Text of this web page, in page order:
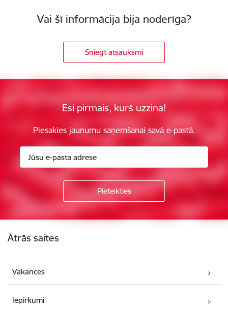
Vai šī informācija bija noderīga?
Sniegt atsauksmi
Esi pirmais, kurš uzzina!
Piesakies jaunumu saņemšanai savā e-pastā.
Ātrās saites
Vakances
Iepirkumi